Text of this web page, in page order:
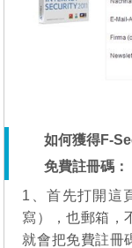
如何獲得F-
免費註冊碼：
1、首先打開這
寫），也郵箱，
就會把免費註冊